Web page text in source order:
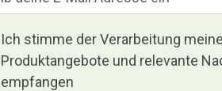
Ich stimme der Verarbeitung
Produktangebote und relevante
empfangen